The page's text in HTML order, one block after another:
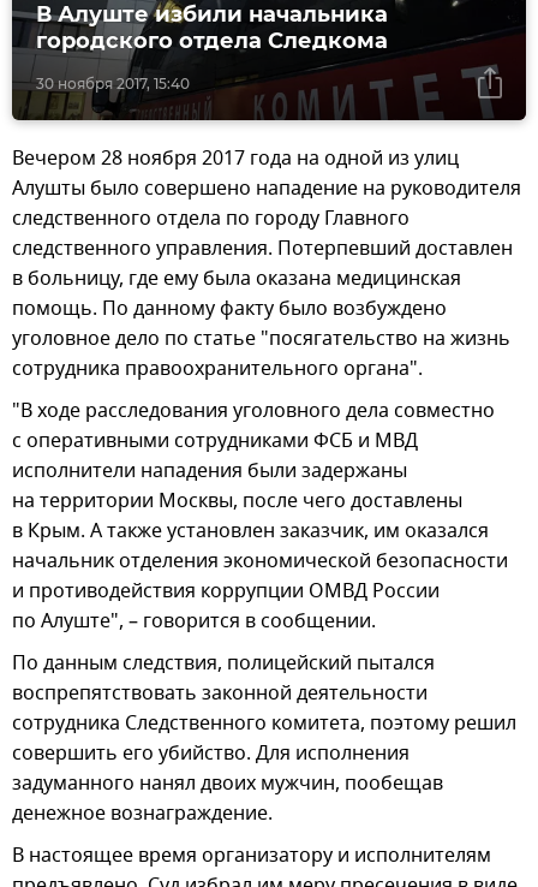
30 ноября 2017, 15:40
В Алуште избили начальника
городского отдела Следкома
Вечером 28 ноября 2017 года на одной из улиц
Алушты было совершено нападение на руководителя
следственного отдела по городу Главного
следственного управления. Потерпевший доставлен
в больницу, где ему была оказана медицинская
помощь. По данному факту было возбуждено
уголовное дело по статье "посягательство на жизнь
сотрудника правоохранительного органа".
"В ходе расследования уголовного дела совместно
с оперативными сотрудниками ФСБ и МВД
исполнители нападения были задержаны
на территории Москвы, после чего доставлены
в Крым. А также установлен заказчик, им оказался
начальник отделения экономической безопасности
и противодействия коррупции ОМВД России
по Алуште", – говорится в сообщении.
По данным следствия, полицейский пытался
воспрепятствовать законной деятельности
сотрудника Следственного комитета, поэтому решил
совершить его убийство. Для исполнения
задуманного нанял двоих мужчин, пообещав
денежное вознаграждение.
В настоящее время организатору и исполнителям